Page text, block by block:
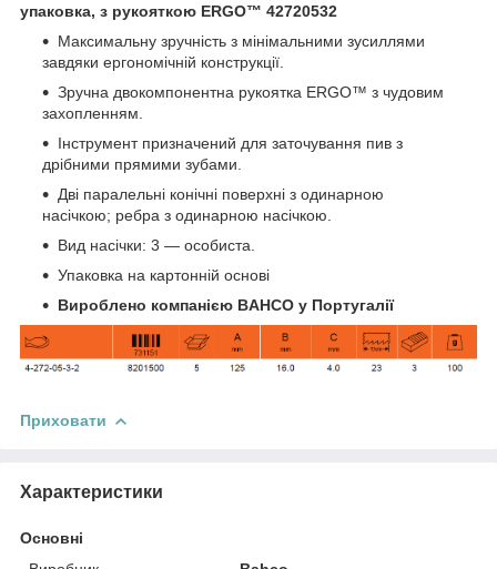
упаковка, з рукояткою ERGO™ 42720532
Максимальну зручність з мінімальними зусиллями
завдяки ергономічній конструкції.
Зручна двокомпонентна рукоятка ERGO™ з чудовим
захопленням.
Інструмент призначений для заточування пив з
дрібними прямими зубами.
Дві паралельні конічні поверхні з одинарною
насічкою; ребра з одинарною насічкою.
Вид насічки: 3 — особиста.
Упаковка на картонній основі
Вироблено компанією BAHCO у Португалії
Приховати
Характеристики
Основні